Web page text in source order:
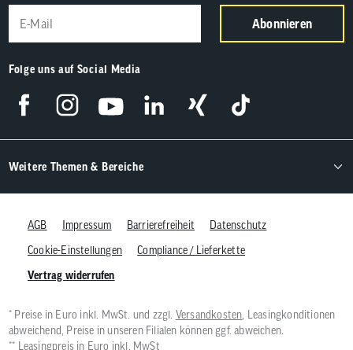
Abonnieren
Folge uns auf Social Media
Weitere Themen & Bereiche
AGB Impressum Barrierefreiheit
Datenschutz
Cookie-Einstellungen
Compliance / Lieferkette
Vertrag widerrufen
* Preise in Euro inkl. MwSt. und zzgl. Versandkosten, Leasingkonditionen
abweichend, Preise in unseren Filialen können ggf. abweichen.
** Leasingpreis in Euro inkl. MwSt